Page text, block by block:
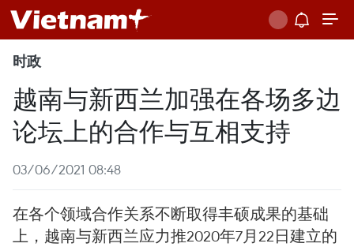
时政
越南与新西兰加强在各场多边
论坛上的合作与互相支持
03/06/2021 08:48
在各个领域合作关系不断取得丰硕成果的基础
上，越南与新西兰应力推2020年7月22日建立的